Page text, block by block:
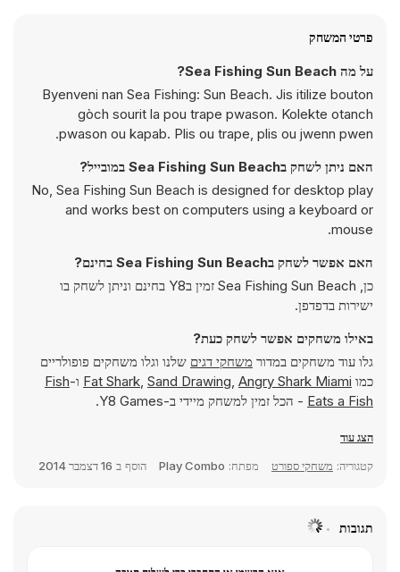
פרטי המשחק
על מה Sea Fishing Sun Beach?
Byenveni nan Sea Fishing: Sun Beach. Jis itilize bouton
gòch sourit la pou trape pwason. Kolekte otanch
pwason ou kapab. Plis ou trape, plis ou jwenn pwen.
האם ניתן לשחק בSea Fishing Sun Beach במובייל?
No, Sea Fishing Sun Beach is designed for desktop play
and works best on computers using a keyboard or
mouse.
האם אפשר לשחק בSea Fishing Sun Beach בחינם?
כן, Sea Fishing Sun Beach זמין בY8 בחינם וניתן לשחק בו
ישירות בדפדפן.
באילו משחקים אפשר לשחק כעת?
גלו עוד משחקים במדור משחקי דגים שלנו וגלו משחקים פופולריים
כמו
Fat Shark, Sand Drawing, Angry Shark Miami ו-Fish
Eats a Fish - הכל זמין למשחק מיידי ב-Y8 Games.
הצג עוד
קטגוריה: משחקי ספורט מפתח: Play Combo הוסף ב 16 דצמבר 2014
תגובות